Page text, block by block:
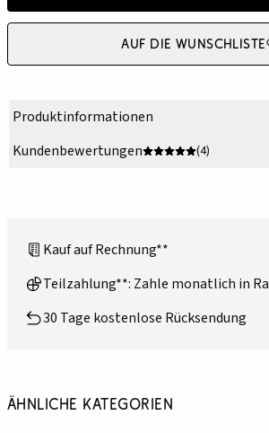
Auf die Wunschliste
Produktinformationen
Kundenbewertungen
(4)
Kauf auf Rechnung**
Teilzahlung**: Zahle monatlich in
30 Tage kostenlose Rücksendung
Ähnliche Kategorien